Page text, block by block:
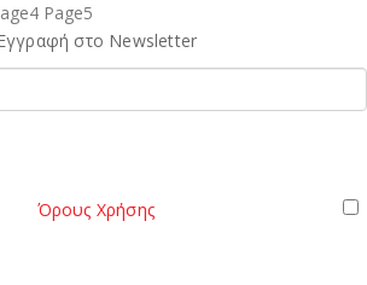
4 Page5
στο Newsletter
Όρους Χρήσης